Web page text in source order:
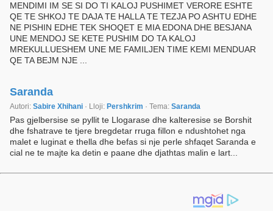
MENDIMI IM SE SI DO TI KALOJ PUSHIMET VERORE ESHTE
QE TE SHKOJ TE DAJA TE HALLA TE TEZJA PO ASHTU EDHE
NE PISHIN EDHE TEK SHOQET E MIA EDONA DHE BESJANA
UNE MENDOJ SE KETE PUSHIM DO TA KALOJ
MREKULLUESHEM UNE ME FAMILJEN TIME KEMI MENDUAR
QE TA BEJM NJE ...
Saranda
Autori: Sabire Xhihani · Lloji: Pershkrim · Tema: Saranda
Pas gjelbersise se pyllit te Llogarase dhe kalteresise se Borshit
dhe fshatrave te tjere bregdetar rruga fillon e ndushtohet nga
malet e luginat e thella dhe befas si nje perle shfaqet Saranda e
cial ne te majte ka detin e paane dhe djathtas malin e lart...